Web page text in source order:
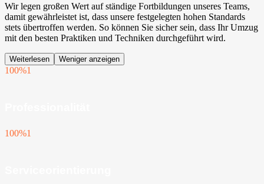
Wir legen großen Wert auf ständige Fortbildungen unseres Teams,
damit gewährleistet ist, dass unsere festgelegten hohen Standards
stets übertroffen werden. So können Sie sicher sein, dass Ihr Umzug
mit den besten Praktiken und Techniken durchgeführt wird.
Weiterlesen Weniger anzeigen
100%1
100%1